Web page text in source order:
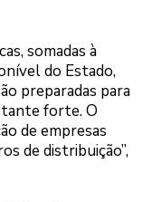
somadas à
do Estado,
preparadas para
forte. O
de empresas
de distribuição”,